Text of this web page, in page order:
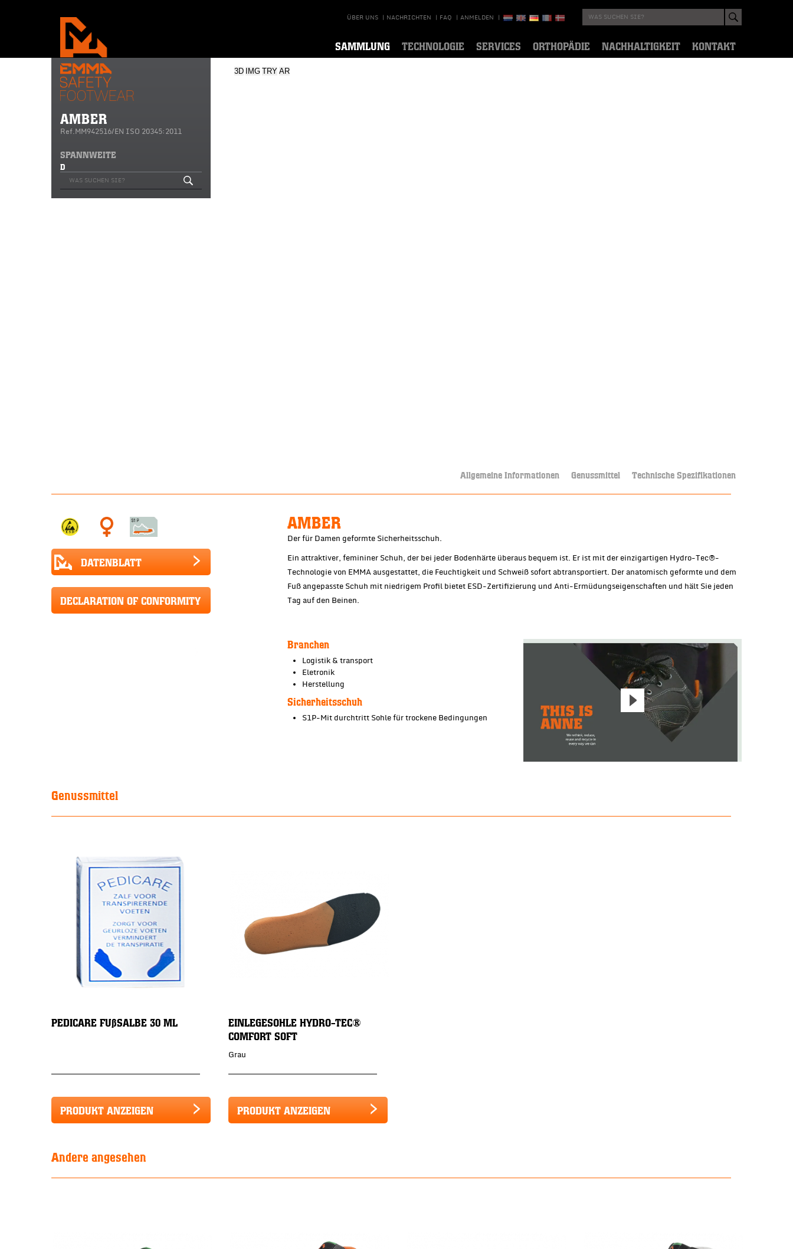
ÜBER UNS | NACHRICHTEN | FAQ | ANMELDEN |
SAMMLUNG TECHNOLOGIE SERVICES ORTHOPÄDIE NACHHALTIGKEIT KONTAKT
AMBER
Ref.MM942516/EN ISO 20345:2011
SPANNWEITE
D
3D IMG TRY AR
Allgemeine Informationen Genussmittel Technische Spezifikationen
DATENBLATT
DECLARATION OF CONFORMITY
AMBER
Der für Damen geformte Sicherheitsschuh.
Ein attraktiver, femininer Schuh, der bei jeder Bodenhärte überaus bequem ist. Er ist mit der einzigartigen Hydro-Tec®-
Technologie von EMMA ausgestattet, die Feuchtigkeit und Schweiß sofort abtransportiert. Der anatomisch geformte und dem
Fuß angepasste Schuh mit niedrigem Profil bietet ESD-Zertifizierung und Anti-Ermüdungseigenschaften und hält Sie jeden
Tag auf den Beinen.
Branchen
Logistik & transport
Eletronik
Herstellung
Sicherheitsschuh
S1P-Mit durchtritt Sohle für trockene Bedingungen
Genussmittel
PEDICARE FUßSALBE 30 ML
PRODUKT ANZEIGEN
EINLEGESOHLE HYDRO-TEC®
COMFORT SOFT
Grau
PRODUKT ANZEIGEN
Andere angesehen